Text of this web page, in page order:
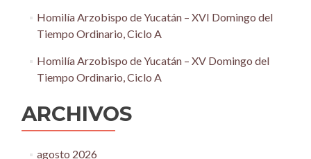
Homilía Arzobispo de Yucatán – XVI Domingo del
Tiempo Ordinario, Ciclo A
Homilía Arzobispo de Yucatán – XV Domingo del
Tiempo Ordinario, Ciclo A
ARCHIVOS
agosto 2026